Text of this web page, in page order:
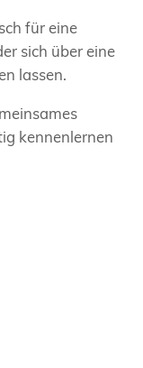
für eine
sich über eine
lassen.
kennenlernen